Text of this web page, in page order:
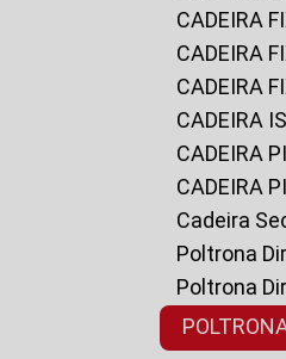
CADEIRA
CADEIRA
CADEIRA
CADEIRA
CADEIRA
CADEIRA
Cadeira
Poltrona
Poltrona